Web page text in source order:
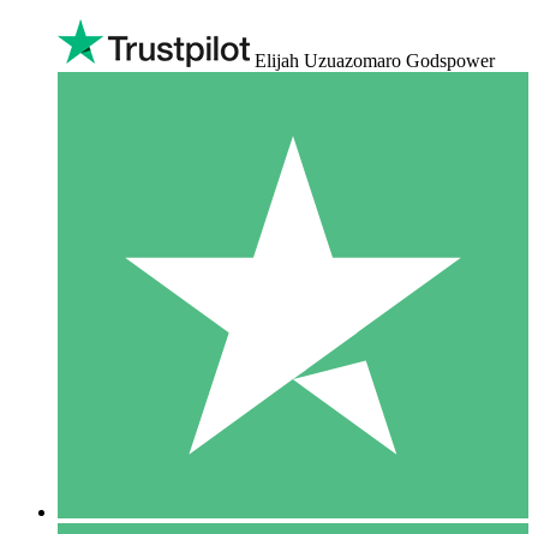
Elijah Uzuazomaro Godspower